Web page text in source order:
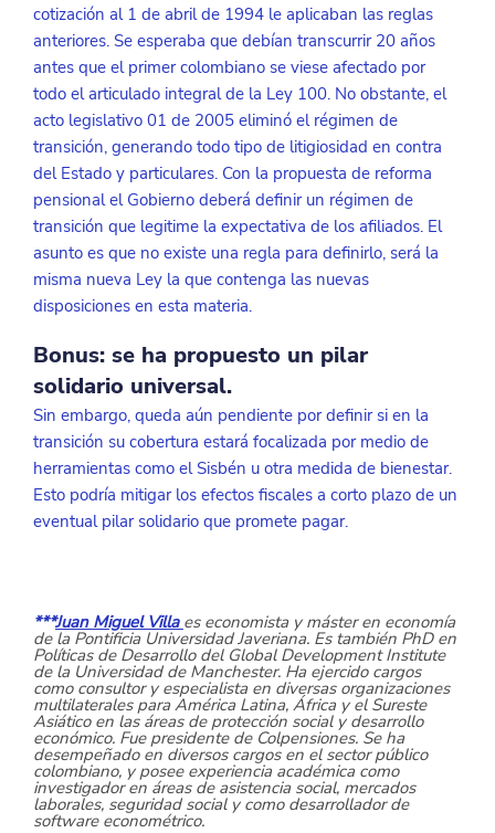
cotización al 1 de abril de 1994 le aplicaban las reglas
anteriores. Se esperaba que debían transcurrir 20 años
antes que el primer colombiano se viese afectado por
todo el articulado integral de la Ley 100. No obstante, el
acto legislativo 01 de 2005 eliminó el régimen de
transición, generando todo tipo de litigiosidad en contra
del Estado y particulares. Con la propuesta de reforma
pensional el Gobierno deberá definir un régimen de
transición que legitime la expectativa de los afiliados. El
asunto es que no existe una regla para definirlo, será la
misma nueva Ley la que contenga las nuevas
disposiciones en esta materia.
Bonus: se ha propuesto un pilar
solidario universal.
Sin embargo, queda aún pendiente por definir si en la
transición su cobertura estará focalizada por medio de
herramientas como el Sisbén u otra medida de bienestar.
Esto podría mitigar los efectos fiscales a corto plazo de un
eventual pilar solidario que promete pagar.
***Juan Miguel Villa es economista y máster en economía
de la Pontificia Universidad Javeriana. Es también PhD en
Políticas de Desarrollo del Global Development Institute
de la Universidad de Manchester. Ha ejercido cargos
como consultor y especialista en diversas organizaciones
multilaterales para América Latina, África y el Sureste
Asiático en las áreas de protección social y desarrollo
económico. Fue presidente de Colpensiones. Se ha
desempeñado en diversos cargos en el sector público
colombiano, y posee experiencia académica como
investigador en áreas de asistencia social, mercados
laborales, seguridad social y como desarrollador de
software econométrico.